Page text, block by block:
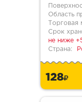
Область
Торговая
Срок
не ниже
Страна:
128